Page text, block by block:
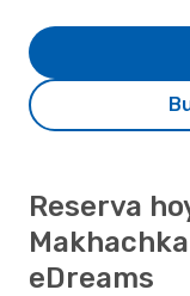
Reserva
eDreams